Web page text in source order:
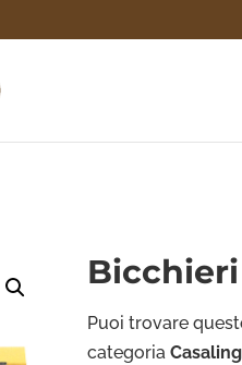
Puoi trovare
categoria